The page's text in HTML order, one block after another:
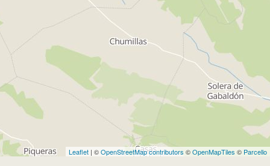
Leaflet | ©OpenStreetMap contributors ©OpenMapTiles © Parcello